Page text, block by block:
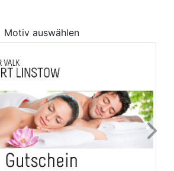
Motiv auswählen
Next